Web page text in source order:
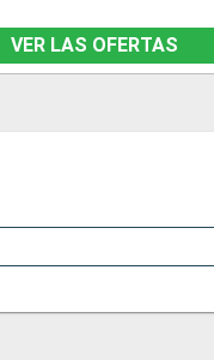
VER LAS OFERTAS